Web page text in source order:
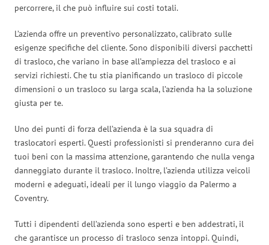
percorrere, il che può influire sui costi totali.
L’azienda offre un preventivo personalizzato, calibrato sulle
esigenze specifiche del cliente. Sono disponibili diversi pacchetti
di trasloco, che variano in base all’ampiezza del trasloco e ai
servizi richiesti. Che tu stia pianificando un trasloco di piccole
dimensioni o un trasloco su larga scala, l’azienda ha la soluzione
giusta per te.
Uno dei punti di forza dell’azienda è la sua squadra di
traslocatori esperti. Questi professionisti si prenderanno cura dei
tuoi beni con la massima attenzione, garantendo che nulla venga
danneggiato durante il trasloco. Inoltre, l’azienda utilizza veicoli
moderni e adeguati, ideali per il lungo viaggio da Palermo a
Coventry.
Tutti i dipendenti dell’azienda sono esperti e ben addestrati, il
che garantisce un processo di trasloco senza intoppi. Quindi,